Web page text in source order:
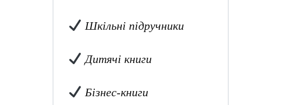
Шкільні підручники
Дитячі книги
Бізнес-книги